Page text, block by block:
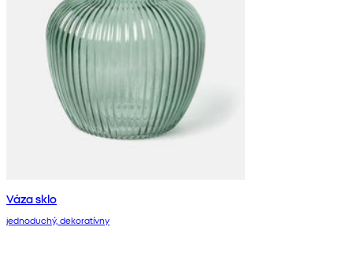
Váza sklo
jednoduchý, dekoratívny